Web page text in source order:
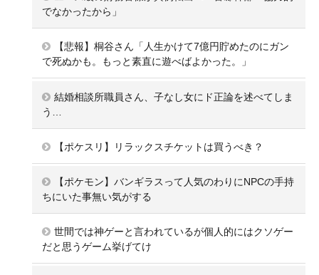
でなかったから」
【悲報】桐谷さん「人生かけて7億円貯めたのにガン
で死ぬかも。もっと素直に遊べばよかった。」
結婚相談所職員さん、子なし女にド正論を述べてしま
う…
【ポケスリ】リラックスチケットは買うべき？
【ポケモン】バンギラスって人気のわりにNPCの手持
ちにいた事無い気がする
世間では神ゲーと言われているが個人的にはクソゲー
だと思うゲーム挙げてけ